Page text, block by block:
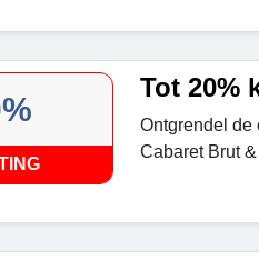
Tot 20%
Ontgrendel de
Cabaret Brut